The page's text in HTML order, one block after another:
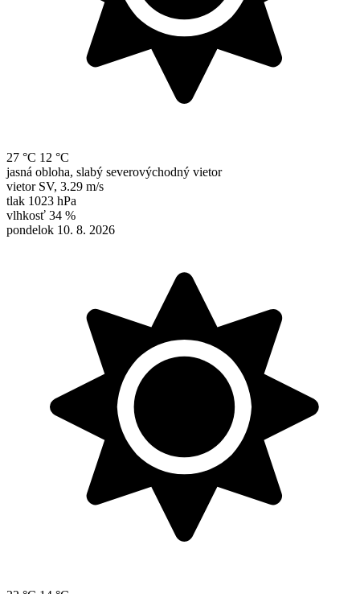
27 °C 12 °C
jasná obloha, slabý severovýchodný vietor
vietor SV, 3.29 m/s
tlak 1023 hPa
vlhkosť 34 %
pondelok 10. 8. 2026